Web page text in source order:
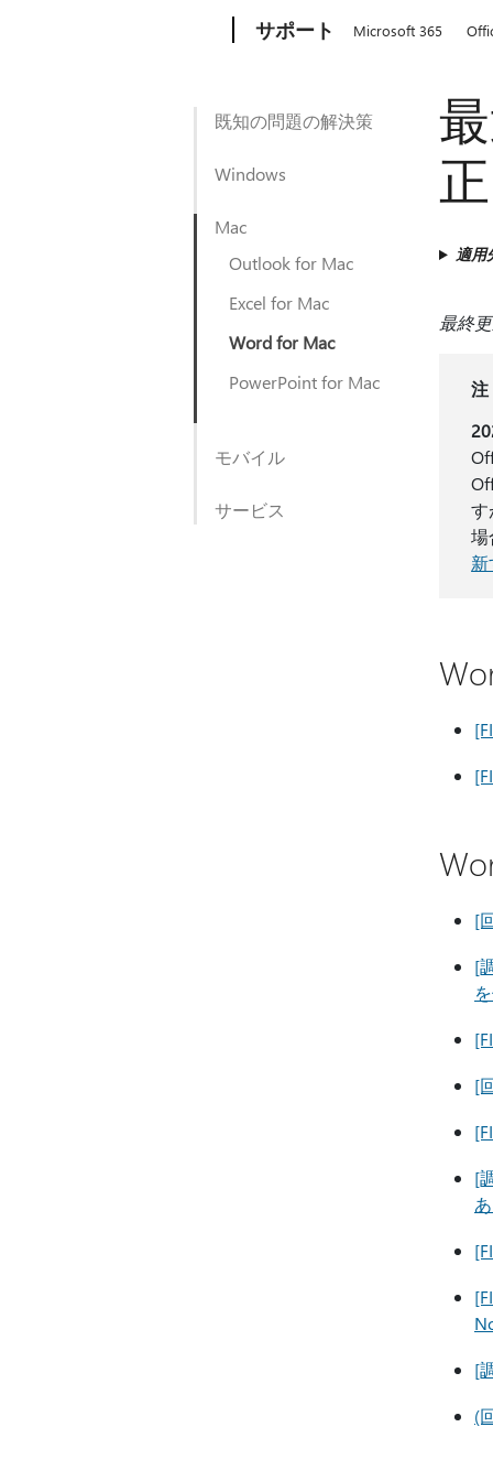
サポート Microsoft 365
既知の問題の解決策
Windows
Mac
Outlook for Mac
Excel for Mac
Word for Mac
PowerPoint for Mac
モバイル
サービス
適用
最終
注
す
場
[
[
[
[
[
(